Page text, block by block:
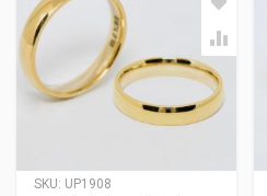
SKU: UP1908